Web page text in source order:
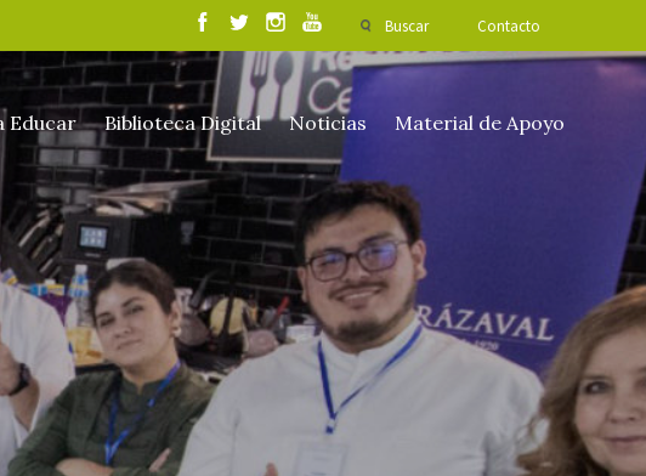
Buscar Contacto
Educar Biblioteca Digital Noticias Material de Apoyo